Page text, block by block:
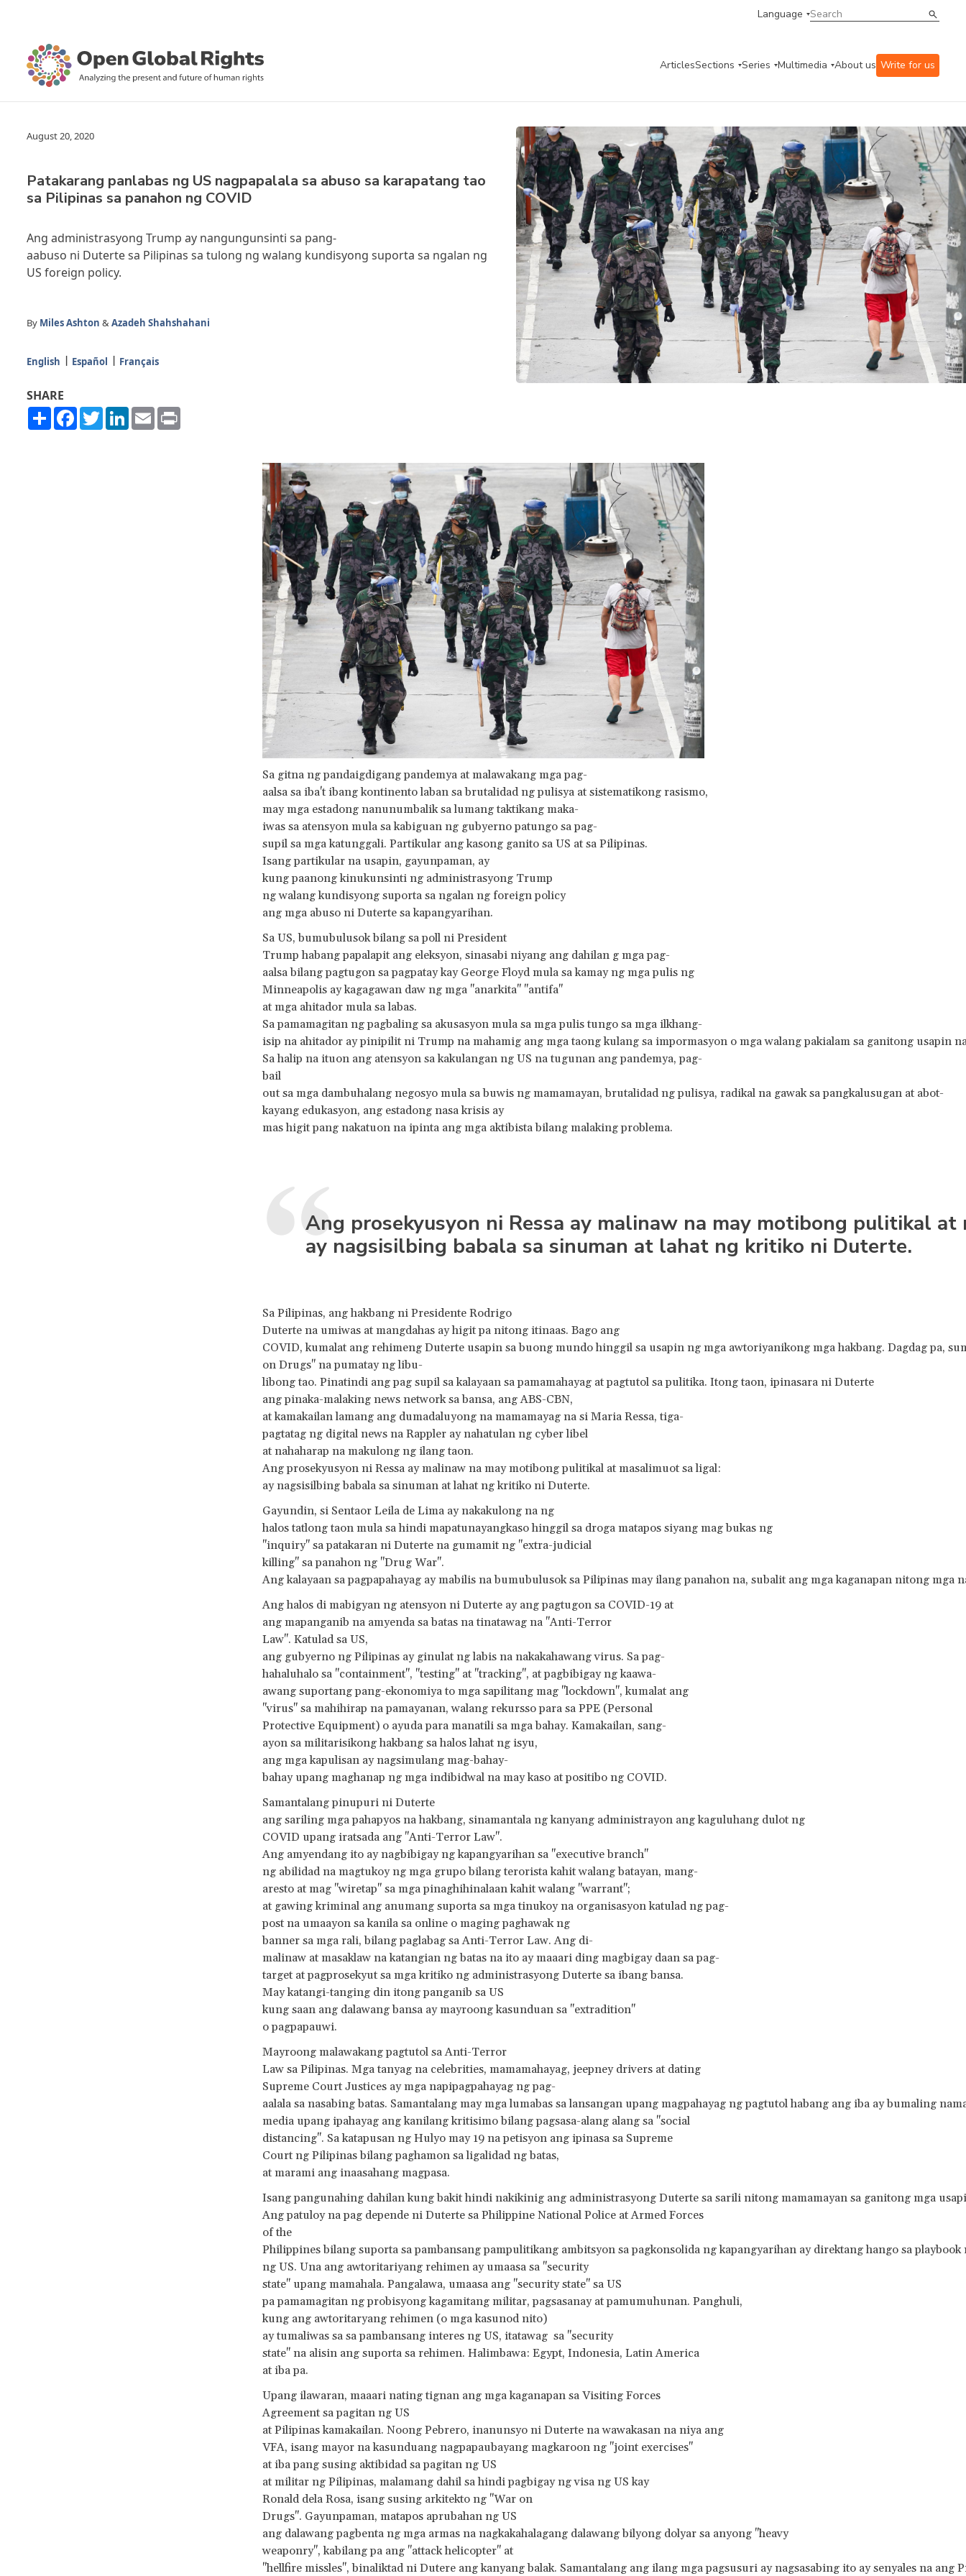
Language
ArticlesSections Series Multimedia About us Write for us
August 20, 2020
Patakarang panlabas ng US nagpapalala sa abuso sa karapatang tao
sa Pilipinas sa panahon ng COVID
Ang administrasyong Trump ay nangungunsinti sa pang-
aabuso ni Duterte sa Pilipinas sa tulong ng walang kundisyong suporta sa ngalan ng
US foreign policy.
By Miles Ashton &Azadeh Shahshahani
English Español Français
SHARE
ShareFacebook
TwitterLinkedIn
Email
Sa gitna ng pandaigdigang pandemya at malawakang mga pag-
aalsa sa iba't ibang kontinento laban sa brutalidad ng pulisya at sistematikong rasismo,
may mga estadong nanunumbalik sa lumang taktikang maka-
iwas sa atensyon mula sa kabiguan ng gubyerno patungo sa pag-
supil sa mga katunggali. Partikular ang kasong ganito sa US at sa Pilipinas.
Isang partikular na usapin, gayunpaman, ay
kung paanong kinukunsinti ng administrasyong Trump
ng walang kundisyong suporta sa ngalan ng foreign policy
ang mga abuso ni Duterte sa kapangyarihan.
Sa US, bumubulusok bilang sa poll ni President
Trump habang papalapit ang eleksyon, sinasabi niyang ang dahilan g mga pag-
aalsa bilang pagtugon sa pagpatay kay George Floyd mula sa kamay ng mga pulis ng
Minneapolis ay kagagawan daw ng mga "anarkita" "antifa"
at mga ahitador mula sa labas.
Sa pamamagitan ng pagbaling sa akusasyon mula sa mga pulis tungo sa mga ilkhang-
isip na ahitador ay pinipilit ni Trump na mahamig ang mga taong kulang sa impormasyon o mga walang pakialam sa ganitong usapin
Sa halip na ituon ang atensyon sa kakulangan ng US na tugunan ang pandemya, pag-
bail
out sa mga dambuhalang negosyo mula sa buwis ng mamamayan, brutalidad ng pulisya, radikal na gawak sa pangkalusugan at abot-
kayang edukasyon, ang estadong nasa krisis ay
mas higit pang nakatuon na ipinta ang mga aktibista bilang malaking problema.
Ang prosekyusyon ni Ressa ay malinaw na may motibong pulitikal
ay nagsisilbing babala sa sinuman at lahat ng kritiko ni Duterte.
Sa Pilipinas, ang hakbang ni Presidente Rodrigo
Duterte na umiwas at mangdahas ay higit pa nitong itinaas. Bago ang
COVID, kumalat ang rehimeng Duterte usapin sa buong mundo hinggil sa usapin ng mga awtoriyanikong mga hakbang. Dagdag pa,
on Drugs" na pumatay ng libu-
libong tao. Pinatindi ang pag supil sa kalayaan sa pamamahayag at pagtutol sa pulitika. Itong taon, ipinasara ni Duterte
ang pinaka-malaking news network sa bansa, ang ABS-CBN,
at kamakailan lamang ang dumadaluyong na mamamayag na si Maria Ressa, tiga-
pagtatag ng digital news na Rappler ay nahatulan ng cyber libel
at nahaharap na makulong ng ilang taon.
Ang prosekyusyon ni Ressa ay malinaw na may motibong pulitikal at masalimuot sa ligal:
ay nagsisilbing babala sa sinuman at lahat ng kritiko ni Duterte.
Gayundin, si Sentaor Leila de Lima ay nakakulong na ng
halos tatlong taon mula sa hindi mapatunayangkaso hinggil sa droga matapos siyang mag bukas ng
"inquiry" sa patakaran ni Duterte na gumamit ng "extra-judicial
killing" sa panahon ng "Drug War".
Ang kalayaan sa pagpapahayag ay mabilis na bumubulusok sa Pilipinas may ilang panahon na, subalit ang mga kaganapan nitong
Ang halos di mabigyan ng atensyon ni Duterte ay ang pagtugon sa COVID-19 at
ang mapanganib na amyenda sa batas na tinatawag na "Anti-Terror
Law". Katulad sa US,
ang gubyerno ng Pilipinas ay ginulat ng labis na nakakahawang virus. Sa pag-
hahaluhalo sa "containment", "testing" at "tracking", at pagbibigay ng kaawa-
awang suportang pang-ekonomiya to mga sapilitang mag "lockdown", kumalat ang
"virus" sa mahihirap na pamayanan, walang rekursso para sa PPE (Personal
Protective Equipment) o ayuda para manatili sa mga bahay. Kamakailan, sang-
ayon sa militarisikong hakbang sa halos lahat ng isyu,
ang mga kapulisan ay nagsimulang mag-bahay-
bahay upang maghanap ng mga indibidwal na may kaso at positibo ng COVID.
Samantalang pinupuri ni Duterte
ang sariling mga pahapyos na hakbang, sinamantala ng kanyang administrayon ang kaguluhang dulot ng
COVID upang iratsada ang "Anti-Terror Law".
Ang amyendang ito ay nagbibigay ng kapangyarihan sa "executive branch"
ng abilidad na magtukoy ng mga grupo bilang terorista kahit walang batayan, mang-
aresto at mag "wiretap" sa mga pinaghihinalaan kahit walang "warrant";
at gawing kriminal ang anumang suporta sa mga tinukoy na organisasyon katulad ng pag-
post na umaayon sa kanila sa online o maging paghawak ng
banner sa mga rali, bilang paglabag sa Anti-Terror Law. Ang di-
malinaw at masaklaw na katangian ng batas na ito ay maaari ding magbigay daan sa pag-
target at pagprosekyut sa mga kritiko ng administrasyong Duterte sa ibang bansa.
May katangi-tanging din itong panganib sa US
kung saan ang dalawang bansa ay mayroong kasunduan sa "extradition"
o pagpapauwi.
Mayroong malawakang pagtutol sa Anti-Terror
Law sa Pilipinas. Mga tanyag na celebrities, mamamahayag, jeepney drivers at dating
Supreme Court Justices ay mga napipagpahayag ng pag-
aalala sa nasabing batas. Samantalang may mga lumabas sa lansangan upang magpahayag ng pagtutol habang ang iba ay bumaling
media upang ipahayag ang kanilang kritisimo bilang pagsasa-alang alang sa "social
distancing". Sa katapusan ng Hulyo may 19 na petisyon ang ipinasa sa Supreme
Court ng Pilipinas bilang paghamon sa ligalidad ng batas,
at marami ang inaasahang magpasa.
Isang pangunahing dahilan kung bakit hindi nakikinig ang administrasyong Duterte sa sarili nitong mamamayan sa ganitong mga
Ang patuloy na pag depende ni Duterte sa Philippine National Police at Armed Forces
of the
Philippines bilang suporta sa pambansang pampulitikang ambitsyon sa pagkonsolida ng kapangyarihan ay direktang hango sa
ng US. Una ang awtoritariyang rehimen ay umaasa sa "security
state" upang mamahala. Pangalawa, umaasa ang "security state" sa US
pa pamamagitan ng probisyong kagamitang militar, pagsasanay at pamumuhunan. Panghuli,
kung ang awtoritaryang rehimen (o mga kasunod nito)
ay tumaliwas sa sa pambansang interes ng US, itatawag sa "security
state" na alisin ang suporta sa rehimen. Halimbawa: Egypt, Indonesia, Latin America
at iba pa.
Upang ilawaran, maaari nating tignan ang mga kaganapan sa Visiting Forces
Agreement sa pagitan ng US
at Pilipinas kamakailan. Noong Pebrero, inanunsyo ni Duterte na wawakasan na niya ang
VFA, isang mayor na kasunduang nagpapaubayang magkaroon ng "joint exercises"
at iba pang susing aktibidad sa pagitan ng US
at militar ng Pilipinas, malamang dahil sa hindi pagbigay ng visa ng US kay
Ronald dela Rosa, isang susing arkitekto ng "War on
Drugs". Gayunpaman, matapos aprubahan ng US
ang dalawang pagbenta ng mga armas na nagkakahalagang dalawang bilyong dolyar sa anyong "heavy
weaponry", kabilang pa ang "attack helicopter" at
"hellfire missles", binaliktad ni Dutere ang kanyang balak. Samantalang ang ilang mga pagsusuri ay nagsasabing ito ay senyales na ang